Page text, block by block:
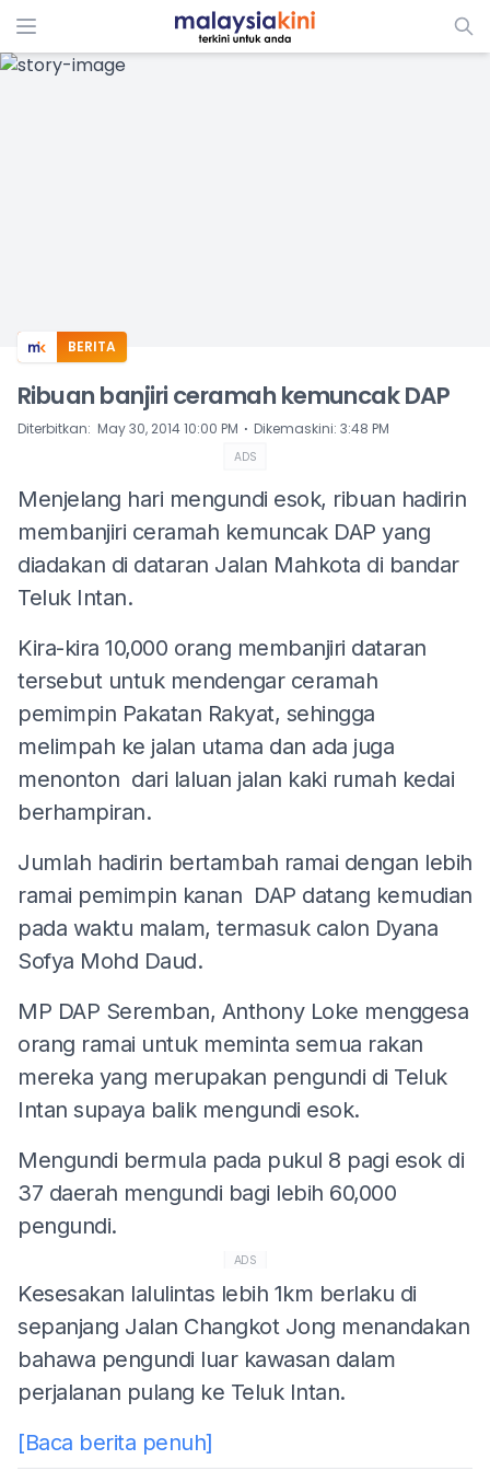
ADS
BERITA
Ribuan banjiri ceramah kemuncak DAP
Diterbitkan: May 30, 2014 10:00 PM ⋅ Dikemaskini: 3:48 PM
ADS
Menjelang hari mengundi esok, ribuan hadirin
membanjiri ceramah kemuncak DAP yang
diadakan di dataran Jalan Mahkota di bandar
Teluk Intan.
Kira-kira 10,000 orang membanjiri dataran
tersebut untuk mendengar ceramah
pemimpin Pakatan Rakyat, sehingga
melimpah ke jalan utama dan ada juga
menonton dari laluan jalan kaki rumah kedai
berhampiran.
Jumlah hadirin bertambah ramai dengan lebih
ramai pemimpin kanan DAP datang kemudian
pada waktu malam, termasuk calon Dyana
Sofya Mohd Daud.
MP DAP Seremban, Anthony Loke menggesa
orang ramai untuk meminta semua rakan
mereka yang merupakan pengundi di Teluk
Intan supaya balik mengundi esok.
Mengundi bermula pada pukul 8 pagi esok di
37 daerah mengundi bagi lebih 60,000
pengundi.
ADS
Kesesakan lalulintas lebih 1km berlaku di
sepanjang Jalan Changkot Jong menandakan
bahawa pengundi luar kawasan dalam
perjalanan pulang ke Teluk Intan.
[Baca berita penuh]